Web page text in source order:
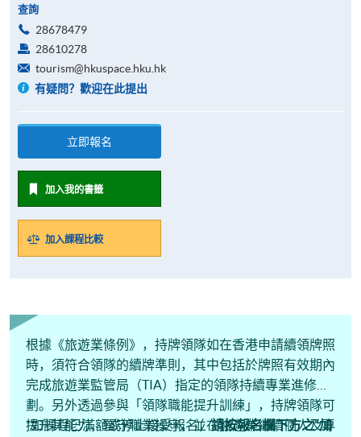
查詢
28678479
28610278
tourism@hkuspace.hku.hk
有疑問？歡迎在此提出
立即報名
加入我的書籤
加入課程比較
根據《旅遊業條例》，持牌領隊如在香港申請續領牌照
時，須符合領隊的續牌準則，其中包括於牌照有效期內
完成旅遊業監管局（TIA）指定的領隊持續專業進修計
劃。另外透過參與「領隊職能提升訓練」，持牌領隊可
提升其能⼒、堅守職業操守，並在旅遊業繼續個⼈及專
*如課程已滿額或停止接受報名，請按報名欄下方之“加